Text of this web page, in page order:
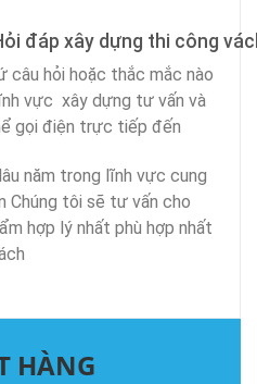
đáp xây dựng thi công
câu hỏi hoặc thắc mắc nào
vực xây dựng tư vấn và
gọi điện trực tiếp đến
năm trong lĩnh vực cung
Chúng tôi sẽ tư vấn cho
hợp lý nhất phù hợp nhất
HÀNG